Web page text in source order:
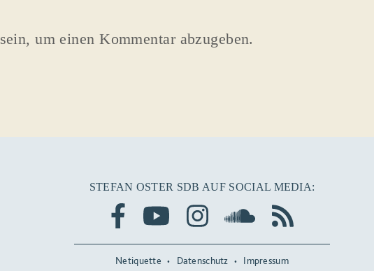
sein, um einen Kommentar abzugeben.
STEFAN OSTER SDB AUF SOCIAL MEDIA:
Netiquette Datenschutz Impressum